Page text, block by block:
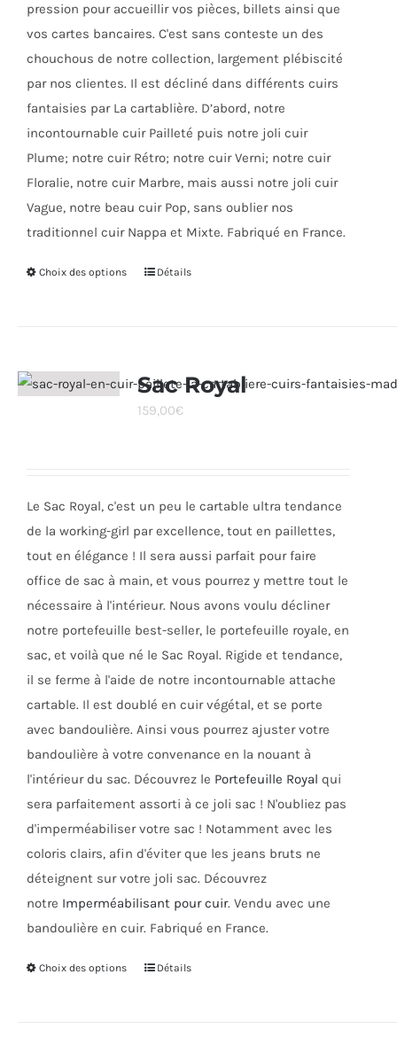
pression pour accueillir vos pièces, billets ainsi que
vos cartes bancaires. C'est sans conteste un des
chouchous de notre collection, largement plébiscité
par nos clientes. Il est décliné dans différents cuirs
fantaisies par La cartablière. D’abord, notre
incontournable cuir Pailleté puis notre joli cuir
Plume; notre cuir Rétro; notre cuir Verni; notre cuir
Floralie, notre cuir Marbre, mais aussi notre joli cuir
Vague, notre beau cuir Pop, sans oublier nos
traditionnel cuir Nappa et Mixte. Fabriqué en France.
Choix des options
Ce
variations.
Les
choisies
la
produit
Détails
Sac Royal
159,00€
Le Sac Royal, c'est un peu le cartable ultra tendance
de la working-girl par excellence, tout en paillettes,
tout en élégance ! Il sera aussi parfait pour faire
office de sac à main, et vous pourrez y mettre tout le
nécessaire à l'intérieur. Nous avons voulu décliner
notre portefeuille best-seller, le portefeuille royale, en
sac, et voilà que né le Sac Royal. Rigide et tendance,
il se ferme à l'aide de notre incontournable attache
cartable. Il est doublé en cuir végétal, et se porte
avec bandoulière. Ainsi vous pourrez ajuster votre
bandoulière à votre convenance en la nouant à
l'intérieur du sac. Découvrez le Portefeuille Royal qui
sera parfaitement assorti à ce joli sac ! N'oubliez pas
d'imperméabiliser votre sac ! Notamment avec les
coloris clairs, afin d'éviter que les jeans bruts ne
déteignent sur votre joli sac. Découvrez
notre Imperméabilisant pour cuir. Vendu avec une
bandoulière en cuir. Fabriqué en France.
Choix des options
CeDétails